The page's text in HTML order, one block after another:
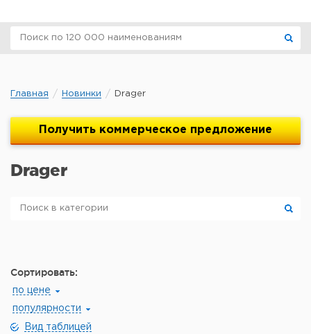
Главная Новинки Drager
Получить коммерческое предложение
Drager
Сортировать:
по цене
популярности
Вид таблицей